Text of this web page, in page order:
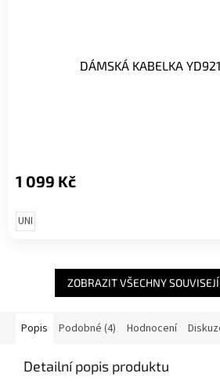
DÁMSKÁ KABELKA
1 099 Kč
UNI
ZOBRAZIT VŠECHNY
Popis Podobné (4) Hodnocení
Detailní popis produktu